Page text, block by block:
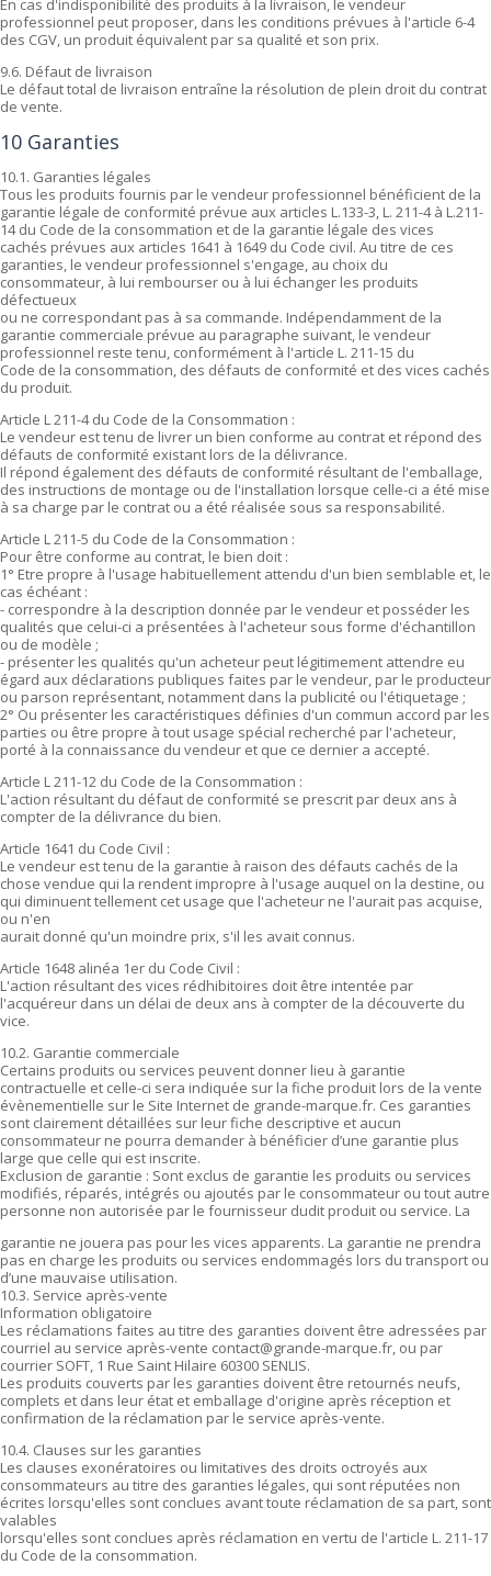
En cas d'indisponibilité des produits à la livraison, le vendeur
professionnel peut proposer, dans les conditions prévues à l'article 6-4
des CGV, un produit équivalent par sa qualité et son prix.
9.6. Défaut de livraison
Le défaut total de livraison entraîne la résolution de plein droit du contrat
de vente.
10 Garanties
10.1. Garanties légales
Tous les produits fournis par le vendeur professionnel bénéficient de la
garantie légale de conformité prévue aux articles L.133-3, L. 211-4 à L.211-
14 du Code de la consommation et de la garantie légale des vices
cachés prévues aux articles 1641 à 1649 du Code civil. Au titre de ces
garanties, le vendeur professionnel s'engage, au choix du
consommateur, à lui rembourser ou à lui échanger les produits
défectueux
ou ne correspondant pas à sa commande. Indépendamment de la
garantie commerciale prévue au paragraphe suivant, le vendeur
professionnel reste tenu, conformément à l'article L. 211-15 du
Code de la consommation, des défauts de conformité et des vices cachés
du produit.
Article L 211-4 du Code de la Consommation :
Le vendeur est tenu de livrer un bien conforme au contrat et répond des
défauts de conformité existant lors de la délivrance.
Il répond également des défauts de conformité résultant de l'emballage,
des instructions de montage ou de l'installation lorsque celle-ci a été mise
à sa charge par le contrat ou a été réalisée sous sa responsabilité.
Article L 211-5 du Code de la Consommation :
Pour être conforme au contrat, le bien doit :
1° Etre propre à l'usage habituellement attendu d'un bien semblable et, le
cas échéant :
- correspondre à la description donnée par le vendeur et posséder les
qualités que celui-ci a présentées à l'acheteur sous forme d'échantillon
ou de modèle ;
- présenter les qualités qu'un acheteur peut légitimement attendre eu
égard aux déclarations publiques faites par le vendeur, par le producteur
ou parson représentant, notamment dans la publicité ou l'étiquetage ;
2° Ou présenter les caractéristiques définies d'un commun accord par les
parties ou être propre à tout usage spécial recherché par l'acheteur,
porté à la connaissance du vendeur et que ce dernier a accepté.
Article L 211-12 du Code de la Consommation :
L'action résultant du défaut de conformité se prescrit par deux ans à
compter de la délivrance du bien.
Article 1641 du Code Civil :
Le vendeur est tenu de la garantie à raison des défauts cachés de la
chose vendue qui la rendent impropre à l'usage auquel on la destine, ou
qui diminuent tellement cet usage que l'acheteur ne l'aurait pas acquise,
ou n'en
aurait donné qu'un moindre prix, s'il les avait connus.
Article 1648 alinéa 1er du Code Civil :
L'action résultant des vices rédhibitoires doit être intentée par
l'acquéreur dans un délai de deux ans à compter de la découverte du
vice.
10.2. Garantie commerciale
Certains produits ou services peuvent donner lieu à garantie
contractuelle et celle-ci sera indiquée sur la fiche produit lors de la vente
évènementielle sur le Site Internet de grande-marque.fr. Ces garanties
sont clairement détaillées sur leur fiche descriptive et aucun
consommateur ne pourra demander à bénéficier d’une garantie plus
large que celle qui est inscrite.
Exclusion de garantie : Sont exclus de garantie les produits ou services
modifiés, réparés, intégrés ou ajoutés par le consommateur ou tout autre
personne non autorisée par le fournisseur dudit produit ou service. La
garantie ne jouera pas pour les vices apparents. La garantie ne prendra
pas en charge les produits ou services endommagés lors du transport ou
d’une mauvaise utilisation.
10.3. Service après-vente
Information obligatoire
Les réclamations faites au titre des garanties doivent être adressées par
courriel au service après-vente contact@grande-marque.fr, ou par
courrier SOFT, 1 Rue Saint Hilaire 60300 SENLIS.
Les produits couverts par les garanties doivent être retournés neufs,
complets et dans leur état et emballage d'origine après réception et
confirmation de la réclamation par le service après-vente.
10.4. Clauses sur les garanties
Les clauses exonératoires ou limitatives des droits octroyés aux
consommateurs au titre des garanties légales, qui sont réputées non
écrites lorsqu'elles sont conclues avant toute réclamation de sa part, sont
valables
lorsqu'elles sont conclues après réclamation en vertu de l'article L. 211-17
du Code de la consommation.